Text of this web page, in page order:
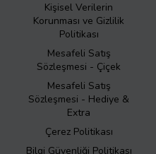
Kişisel Verilerin
Korunması ve Gizlilik
Politikası
Mesafeli Satış
Sözleşmesi - Çiçek
Mesafeli Satış
Sözleşmesi - Hediye &
Extra
Çerez Politikası
Bilgi Güvenliği Politikası